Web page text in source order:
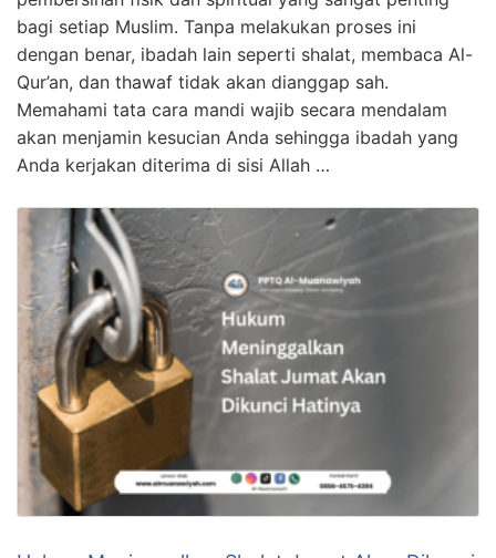
bagi setiap Muslim. Tanpa melakukan proses ini
dengan benar, ibadah lain seperti shalat, membaca Al-
Qur’an, dan thawaf tidak akan dianggap sah.
Memahami tata cara mandi wajib secara mendalam
akan menjamin kesucian Anda sehingga ibadah yang
Anda kerjakan diterima di sisi Allah …